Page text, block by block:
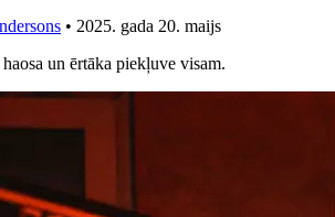
• 2025. gada 20. maijs
un ērtāka piekļuve visam.